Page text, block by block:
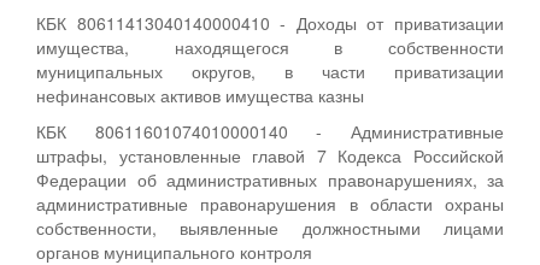
КБК 80611413040140000410 - Доходы от приватизации
имущества, находящегося в собственности
муниципальных округов, в части приватизации
нефинансовых активов имущества казны
КБК 80611601074010000140 - Административные
штрафы, установленные главой 7 Кодекса Российской
Федерации об административных правонарушениях, за
административные правонарушения в области охраны
собственности, выявленные должностными лицами
органов муниципального контроля